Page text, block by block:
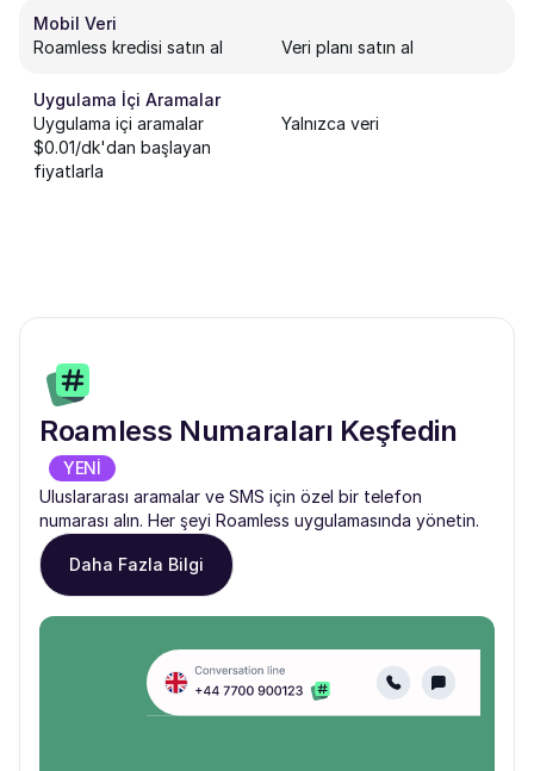
Mobil Veri
Roamless kredisi satın al
Veri planı satın al
Uygulama İçi Aramalar
Uygulama içi aramalar
$0.01/dk'dan başlayan
fiyatlarla
Yalnızca veri
Roamless Numaraları Keşfedin
YENİ
Uluslararası aramalar ve SMS için özel bir telefon
numarası alın. Her şeyi Roamless uygulamasında yönetin.
Daha Fazla Bilgi